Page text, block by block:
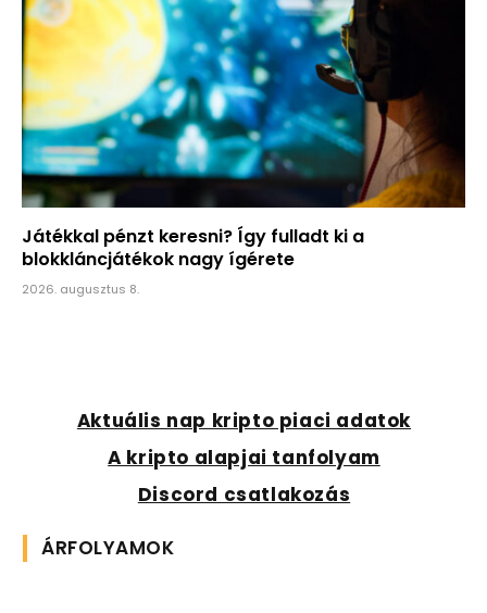
Játékkal pénzt keresni? Így fulladt ki a
blokkláncjátékok nagy ígérete
2026. augusztus 8.
Aktuális nap kripto piaci adatok
A kripto alapjai tanfolyam
Discord csatlakozás
ÁRFOLYAMOK